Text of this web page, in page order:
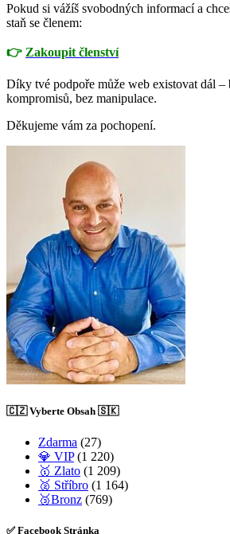
Pokud si vážíš svobodných informací a
staň se členem:
👉 Zakoupit členství
Díky tvé podpoře může web existovat dál –
kompromisů, bez manipulace.
Děkujeme vám za pochopení.
🇨🇿 Vyberte Obsah 🇸🇰
Zdarma (27)
💎 VIP(1 220)
🥇 Zlato (1 209)
🥈 Stříbro (1 164)
🥉Bronz (769)
✅ Facebook Stránka